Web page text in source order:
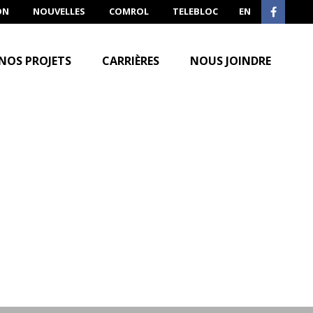
EN
NOUVELLES COMROL TELEBLOC
PROJETS CARRIÈRES NOUS JOINDRE